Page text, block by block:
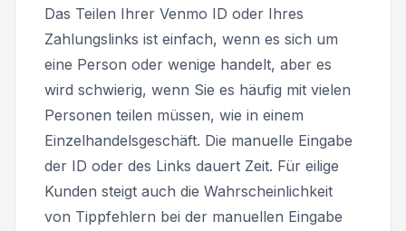
Das Teilen Ihrer Venmo ID oder Ihres
Zahlungslinks ist einfach, wenn es sich um
eine Person oder wenige handelt, aber es
wird schwierig, wenn Sie es häufig mit vielen
Personen teilen müssen, wie in einem
Einzelhandelsgeschäft. Die manuelle Eingabe
der ID oder des Links dauert Zeit. Für eilige
Kunden steigt auch die Wahrscheinlichkeit
von Tippfehlern bei der manuellen Eingabe